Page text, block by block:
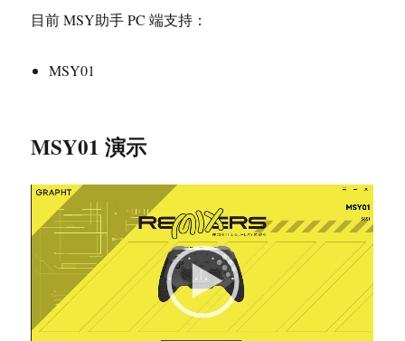
目前 MSY助手 PC 端支持：
MSY01
MSY01 演示